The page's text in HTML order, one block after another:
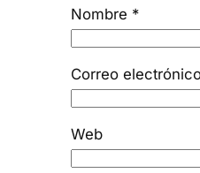
Nombre *
Correo
Web